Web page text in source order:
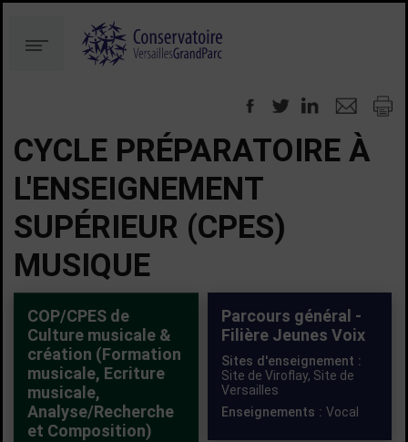
au
contenu
à
Menu
CYCLE PRÉPARATOIRE À
L'ENSEIGNEMENT
SUPÉRIEUR (CPES)
MUSIQUE
COP/CPES de
Culture musicale &
création (Formation
musicale, Ecriture
musicale,
Analyse/Recherche
et Composition)
Parcours général -
Filière Jeunes Voix
Sites d'enseignement :
Site de Viroflay, Site de
Versailles
Enseignements : Vocal